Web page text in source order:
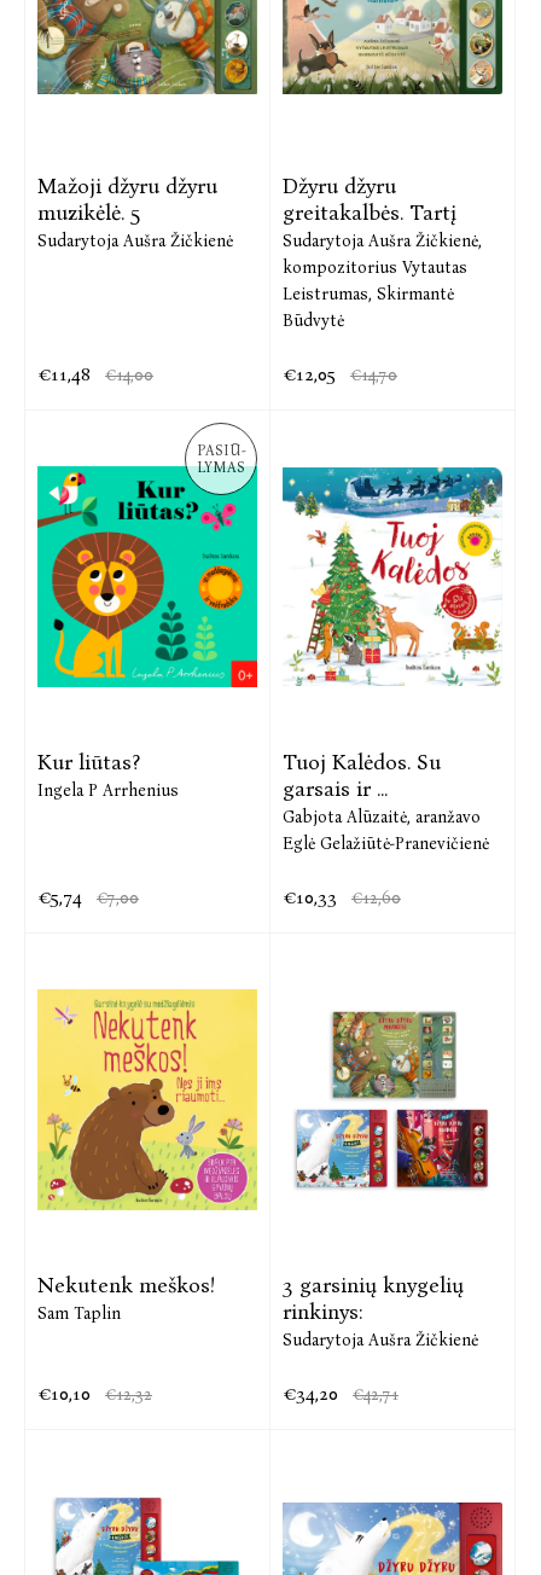
Mažoji džyru džyru
muzikėlė. 5
Sudarytoja Aušra Žičkienė
€11,48 €14,00
Džyru džyru
greitakalbės. Tartį
Sudarytoja Aušra Žičkienė,
kompozitorius Vytautas
Leistrumas, Skirmantė
Būdvytė
€12,05 €14,70
PASIŪ-
LYMAS
Kur liūtas?
Ingela P Arrhenius
€5,74 €7,00
Tuoj Kalėdos. Su
garsais ir ...
Gabjota Alūzaitė, aranžavo
Eglė Gelažiūtė-Pranevičienė
€10,33 €12,60
Nekutenk meškos!
Sam Taplin
€10,10 €12,32
3 garsinių knygelių
rinkinys:
Sudarytoja Aušra Žičkienė
€34,20 €42,71